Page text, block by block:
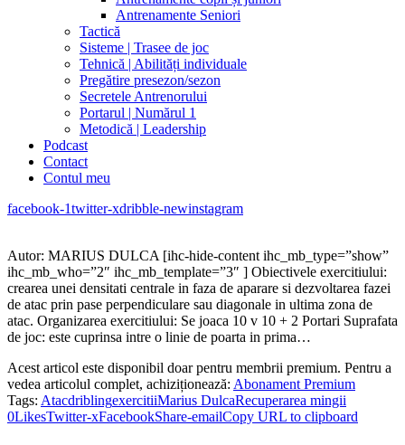
Antrenamente Seniori
Tactică
Sisteme | Trasee de joc
Tehnică | Abilități individuale
Pregătire presezon/sezon
Secretele Antrenorului
Portarul | Numărul 1
Metodică | Leadership
Podcast
Contact
Contul meu
facebook-1twitter-xdribble-newinstagram
Autor: MARIUS DULCA [ihc-hide-content ihc_mb_type=”show”
ihc_mb_who=”2″ ihc_mb_template=”3″ ] Obiectivele exercitiului:
crearea unei densitati centrale in faza de aparare si dezvoltarea fazei
de atac prin pase perpendiculare sau diagonale in ultima zona de
atac. Organizarea exercitiului: Se joaca 10 v 10 + 2 Portari Suprafata
de joc: este cuprinsa intre o linie de poarta in prima…
Acest articol este disponibil doar pentru membrii premium. Pentru a
vedea articolul complet, achiziționează: Abonament Premium
Tags: AtacdriblingexercitiiMarius DulcaRecuperarea mingii
0LikesTwitter-xFacebookShare-emailCopy URL to clipboard